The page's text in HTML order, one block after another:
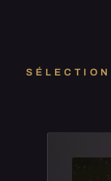
SÉLECTION